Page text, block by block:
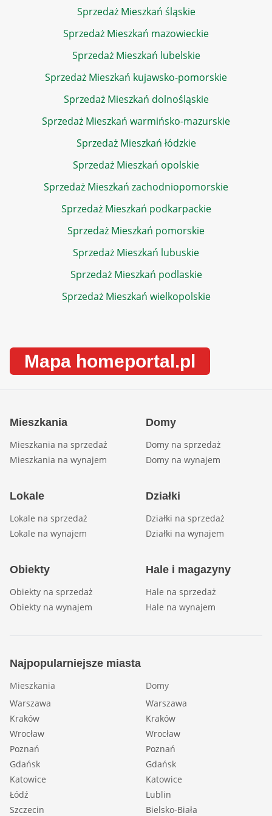
Sprzedaż Mieszkań śląskie
Sprzedaż Mieszkań mazowieckie
Sprzedaż Mieszkań lubelskie
Sprzedaż Mieszkań kujawsko-pomorskie
Sprzedaż Mieszkań dolnośląskie
Sprzedaż Mieszkań warmińsko-mazurskie
Sprzedaż Mieszkań łódzkie
Sprzedaż Mieszkań opolskie
Sprzedaż Mieszkań zachodniopomorskie
Sprzedaż Mieszkań podkarpackie
Sprzedaż Mieszkań pomorskie
Sprzedaż Mieszkań lubuskie
Sprzedaż Mieszkań podlaskie
Sprzedaż Mieszkań wielkopolskie
Mapa homeportal.pl
Mieszkania
Mieszkania na sprzedaż
Mieszkania na wynajem
Domy
Domy na sprzedaż
Domy na wynajem
Lokale
Lokale na sprzedaż
Lokale na wynajem
Działki
Działki na sprzedaż
Działki na wynajem
Obiekty
Obiekty na sprzedaż
Obiekty na wynajem
Hale i magazyny
Hale na sprzedaż
Hale na wynajem
Najpopularniejsze miasta
Mieszkania
Warszawa
Kraków
Wrocław
Poznań
Gdańsk
Katowice
Łódź
Szczecin
Domy
Warszawa
Kraków
Wrocław
Poznań
Gdańsk
Katowice
Lublin
Bielsko-Biała